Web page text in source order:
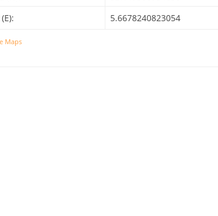
5.6678240823054
Maps